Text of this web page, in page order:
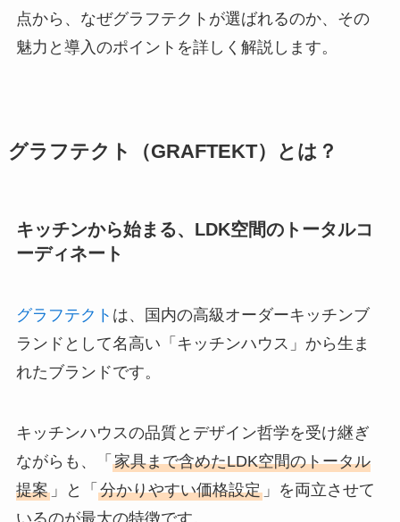
点から、なぜグラフテクトが選ばれるのか、その
魅力と導入のポイントを詳しく解説します。
グラフテクト（GRAFTEKT）とは？
キッチンから始まる、LDK空間のトータルコ
ーディネート
グラフテクト は、国内の高級オーダーキッチンブ
ランドとして名高い「キッチンハウス」から生ま
れたブランドです。
キッチンハウスの品質とデザイン哲学を受け継ぎ
ながらも、「 家具まで含めたLDK空間のトータル
提案」と「 分かりやすい価格設定」を両立させて